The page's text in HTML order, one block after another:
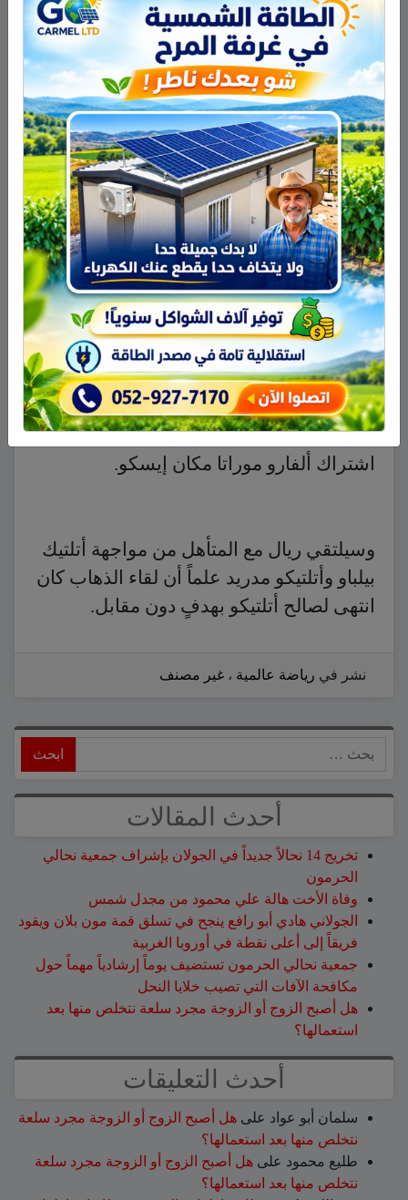
مسح منطقتيهما مما دفع أنشيلوتي للزج
بالمدافع بيبي بدلاً من كوينتراو الذي جاء قبل
دقائق من طرد فيكتور سانشيز (76) جراء
تلقيه للإنذار الأصفر الثاني في المباراة.
واستمر الحظ العاثر بمصاحبته لرونالدو
ففشل أفضل لاعب في العالم في وضع كرة
سهلة قبل ست دقائق من نهاية المباراة، رد
عليه راوول رودريغير الذي هز شباك كاسياس
من الخارج على بعد أمتار قليلة من المرمى.
ولم تشهد الدقائق المتبقية أي جديد سوى
اشتراك البرازيلي كاسيميرو بدلاً من
الأرجنتيني آنخيل دي ماريا والذي سبقه
اشتراك ألفارو موراتا مكان إيسكو.
وسيلتقي ريال مع المتأهل من مواجهة أتلتيك
بيلباو وأتلتيكو مدريد علماً أن لقاء الذهاب كان
انتهى لصالح أتلتيكو بهدفٍ دون مقابل.
نشر في رياضة عالمية ، غير مصنف
أحدث المقالات
تخريج 14 نحالاً جديداً في الجولان بإشراف جمعية نحالي
الحرمون
وفاة الأخت هالة علي محمود من مجدل شمس
الجولاني هادي أبو رافع ينجح في تسلق قمة مون بلان ويقود
فريقاً إلى أعلى نقطة في أوروبا الغربية
جمعية نحالي الحرمون تستضيف يوماً إرشادياً مهماً حول
مكافحة الآفات التي تصيب خلايا النحل
هل أصبح الزوج أو الزوجة مجرد سلعة نتخلص منها بعد
استعمالها؟
أحدث التعليقات
سلمان أبو عواد على هل أصبح الزوج أو الزوجة مجرد سلعة
نتخلص منها بعد استعمالها؟
طليع محمود على هل أصبح الزوج أو الزوجة مجرد سلعة
نتخلص منها بعد استعمالها؟